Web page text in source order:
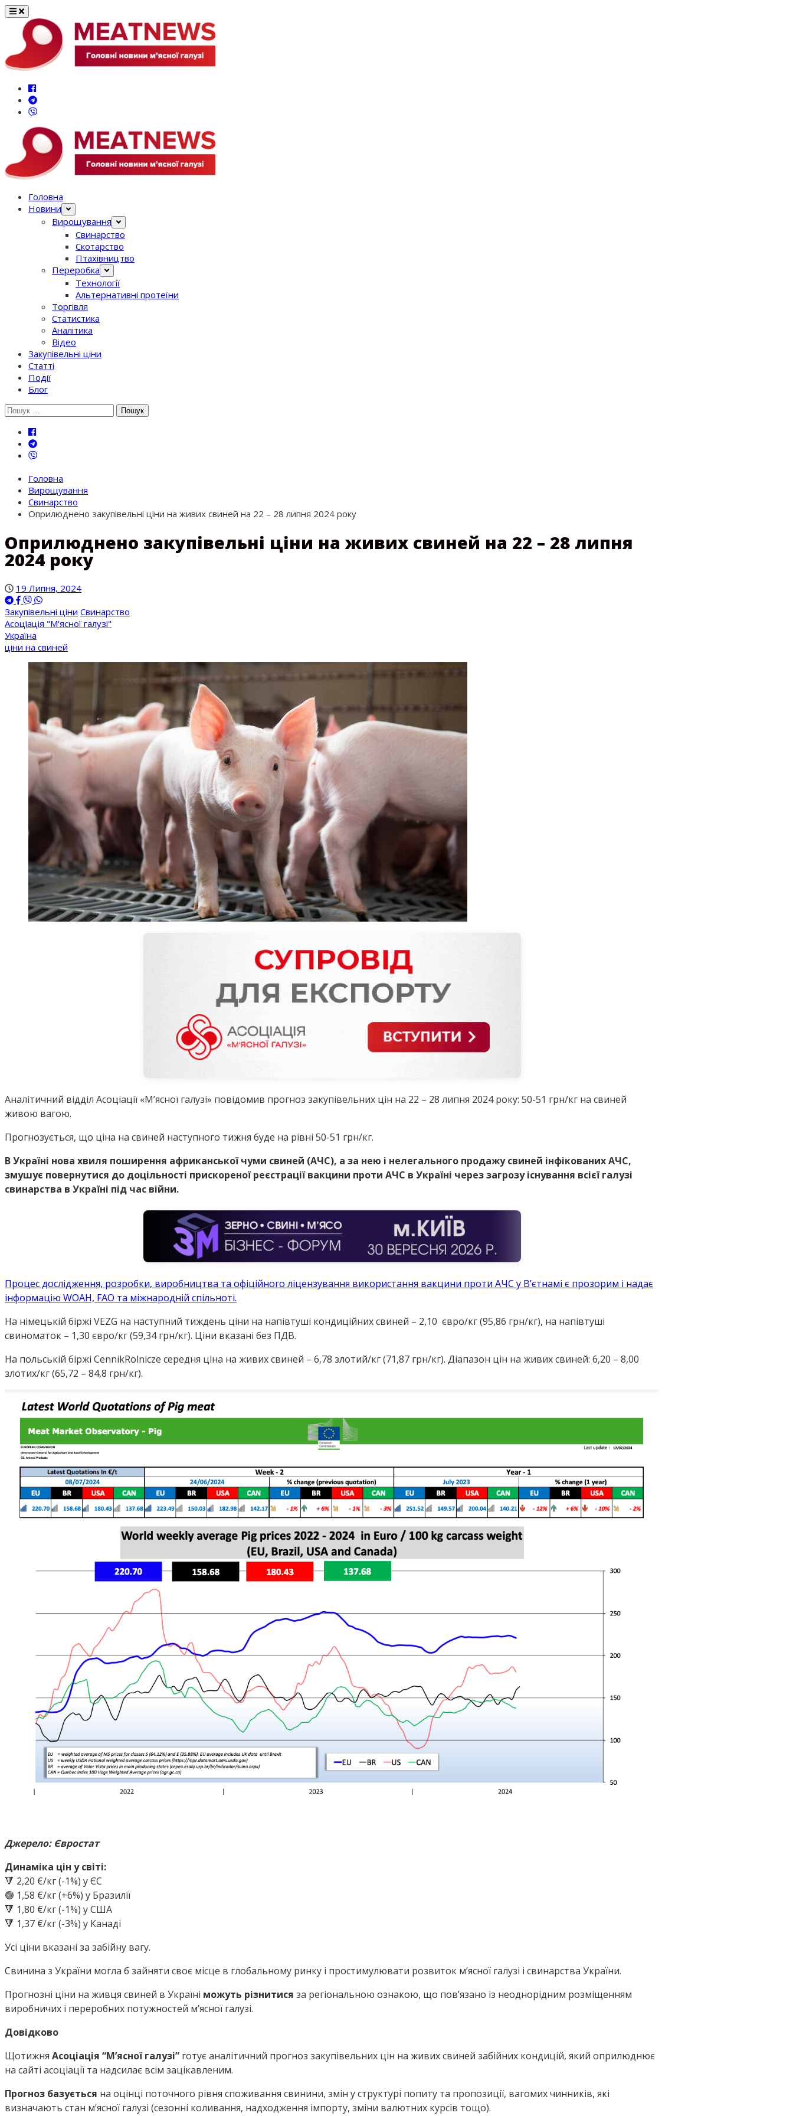
Перейти
вмісту
Головна
Новини
Вирощування
Свинарство
Скотарство
Птахівництво
Переробка
Технології
Альтернативні протеїни
Торгівля
Статистика
Аналітика
Відео
Закупівельні ціни
Статті
Події
Блог
Шукати:
Головна
Вирощування
Свинарство
Оприлюднено закупівельні ціни на живих свиней на 22 – 28 липня 2024 року
Оприлюднено закупівельні ціни на живих свиней на 22 – 28 липня
2024 року
19 Липня, 2024
Закупівельні ціни Свинарство
Асоціація "М'ясної галузі"
Україна
ціни на свиней
Аналітичний відділ Асоціації «М’ясної галузі» повідомив прогноз закупівельних цін на 22 – 28 липня 2024 року: 50-51 грн/кг на свиней
живою вагою.
Прогнозується, що ціна на свиней наступного тижня буде на рівні 50-51 грн/кг.
В Україні нова хвиля поширення африканської чуми свиней (АЧС), а за нею і нелегального продажу свиней інфікованих АЧС,
змушує повернутися до доцільності прискореної реєстрації вакцини проти АЧС в Україні через загрозу існування всієї галузі
свинарства в Україні під час війни.
Процес дослідження, розробки, виробництва та офіційного ліцензування використання вакцини проти АЧС у В’єтнамі є прозорим і надає
інформацію WOAH, FAO та міжнародній спільноті.
На німецькій біржі VEZG на наступний тиждень ціни на напівтуші кондиційних свиней – 2,10 євро/кг (95,86 грн/кг), на напівтуші
свиноматок – 1,30 євро/кг (59,34 грн/кг). Ціни вказані без ПДВ.
На польській біржі CennikRolnicze середня ціна на живих свиней – 6,78 злотий/кг (71,87 грн/кг). Діапазон цін на живих свиней: 6,20 – 8,00
злотих/кг (65,72 – 84,8 грн/кг).
Джерело: Євростат
Динаміка цін у світі:
🔻 2,20 €/кг (-1%) у ЄС
🟢 1,58 €/кг (+6%) у Бразилії
🔻 1,80 €/кг (-1%) у США
🔻 1,37 €/кг (-3%) у Канаді
Усі ціни вказані за забійну вагу.
Свинина з України могла б зайняти своє місце в глобальному ринку і простимулювати розвиток мʼясної галузі і свинарства України.
Прогнозні ціни на живця свиней в Україні можуть різнитися за регіональною ознакою, що пов’язано із неоднорідним розміщенням
виробничих і переробних потужностей м’ясної галузі.
Довідково
Щотижня Асоціація “М’ясної галузі” готує аналітичний прогноз закупівельних цін на живих свиней забійних кондицій, який оприлюднює
на сайті асоціації та надсилає всім зацікавленим.
Прогноз базується на оцінці поточного рівня споживання свинини, змін у структурі попиту та пропозиції, вагомих чинників, які
визначають стан м’ясної галузі (сезонні коливання, надходження імпорту, зміни валютних курсів тощо).